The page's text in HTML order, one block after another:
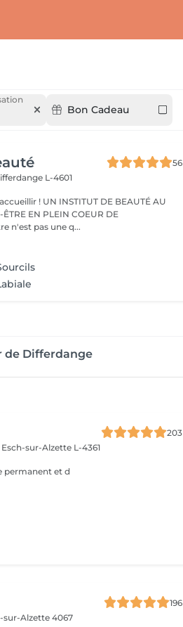
Bon Cadeau
56
L-4601
DE BEAUTÉ AU
EN PLEIN COEUR DE
Le bien-être n'est pas une q...
de Differdange
203
Esch-sur-Alzette L-4361
permanent et d
196
sur-Alzette 4067